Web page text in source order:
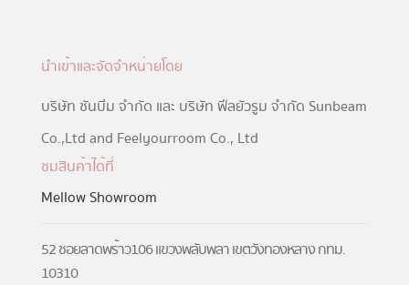
นำเข้าและจัดจำหน่ายโดย
บริษัท ซันบีม จำกัด และ บริษัท ฟีลยัวรูม จำกัด Sunbeam
Co.,Ltd and Feelyourroom Co., Ltd
ชมสินค้าได้ที่
Mellow Showroom
52 ซอยลาดพร้าว106 แขวงพลับพลา เขตวังทองหลาง กทม.
10310